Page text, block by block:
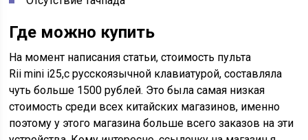
Где можно купить
На момент написания статьи, стоимость пульта
Rii mini i25,с русскоязычной клавиатурой, составляла
чуть больше 1500 рублей. Это была самая низкая
стоимость среди всех китайских магазинов, именно
поэтому у этого магазина больше всего заказов на эти